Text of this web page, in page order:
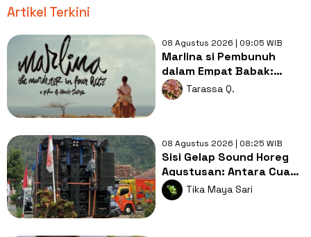
Artikel Terkini
08 Agustus 2026 | 09:05 WIB
Marlina si Pembunuh
dalam Empat Babak:
Perlawanan Perempuan
di Tengah Sunyinya
Tarassa Q.
08 Agustus 2026 | 08:25 WIB
Sisi Gelap Sound Horeg
Agustusan: Antara Cuan
Gacor dan Panci yang
Ikut Bergetar
Tika Maya Sari